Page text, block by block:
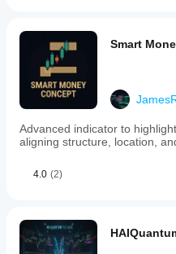
Smart
Advanced indicator to
aligning structure, location,
4.0 (2)